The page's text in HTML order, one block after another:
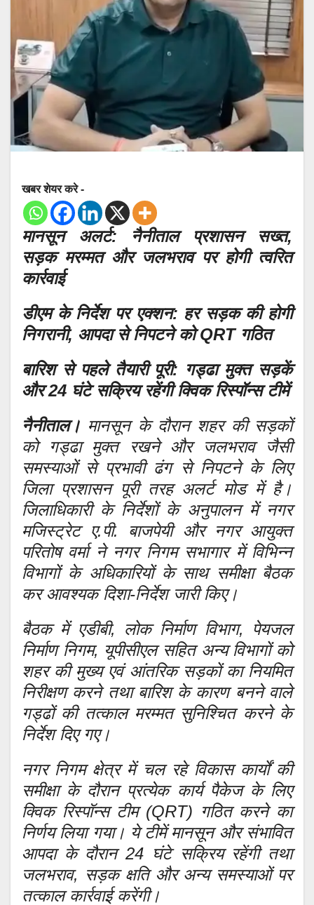
खबर शेयर करे -
मानसून अलर्ट: नैनीताल प्रशासन सख्त,
सड़क मरम्मत और जलभराव पर होगी त्वरित
कार्रवाई
डीएम के निर्देश पर एक्शन: हर सड़क की होगी
निगरानी, आपदा से निपटने को QRT गठित
बारिश से पहले तैयारी पूरी: गड्ढा मुक्त सड़कें
और 24 घंटे सक्रिय रहेंगी क्विक रिस्पॉन्स टीमें
नैनीताल। मानसून के दौरान शहर की सड़कों
को गड्ढा मुक्त रखने और जलभराव जैसी
समस्याओं से प्रभावी ढंग से निपटने के लिए
जिला प्रशासन पूरी तरह अलर्ट मोड में है।
जिलाधिकारी के निर्देशों के अनुपालन में नगर
मजिस्ट्रेट ए.पी. बाजपेयी और नगर आयुक्त
परितोष वर्मा ने नगर निगम सभागार में विभिन्न
विभागों के अधिकारियों के साथ समीक्षा बैठक
कर आवश्यक दिशा-निर्देश जारी किए।
बैठक में एडीबी, लोक निर्माण विभाग, पेयजल
निर्माण निगम, यूपीसीएल सहित अन्य विभागों को
शहर की मुख्य एवं आंतरिक सड़कों का नियमित
निरीक्षण करने तथा बारिश के कारण बनने वाले
गड्ढों की तत्काल मरम्मत सुनिश्चित करने के
निर्देश दिए गए।
नगर निगम क्षेत्र में चल रहे विकास कार्यों की
समीक्षा के दौरान प्रत्येक कार्य पैकेज के लिए
क्विक रिस्पॉन्स टीम (QRT) गठित करने का
निर्णय लिया गया। ये टीमें मानसून और संभावित
आपदा के दौरान 24 घंटे सक्रिय रहेंगी तथा
जलभराव, सड़क क्षति और अन्य समस्याओं पर
तत्काल कार्रवाई करेंगी।